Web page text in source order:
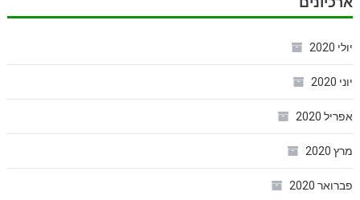
יולי 2020
יוני 2020
אפריל 2020
מרץ 2020
פברואר 2020